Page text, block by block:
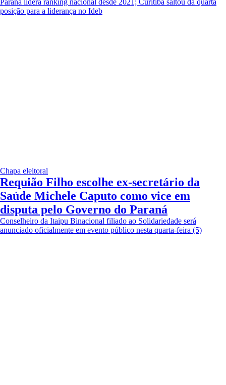
Paraná lidera ranking nacional desde 2021; Curitiba saltou da quarta
posição para a liderança no Ideb
Chapa eleitoral
Requião Filho escolhe ex-secretário da
Saúde Michele Caputo como vice em
disputa pelo Governo do Paraná
Conselheiro da Itaipu Binacional filiado ao Solidariedade será
anunciado oficialmente em evento público nesta quarta-feira (5)